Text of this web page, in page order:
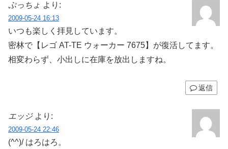
ぷっちょ より:
2009-05-24 16:13
いつも楽しく拝見しています。
密林で【レゴ AT-TE ウォーカー 7675】が復活してます。
相変わらず、小出しに在庫を放出しますね。
返信
エッジ より:
2009-05-24 22:46
(^^)/ はろはろ。